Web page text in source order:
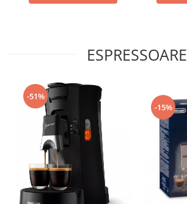
ESPRESSOARE
-51%
-15%